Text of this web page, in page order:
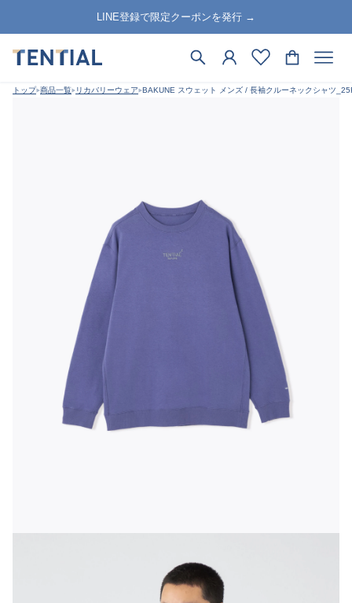
LINE登録で限定クーポンを発行 →
トップ 商品一覧 リカバリーウェア BAKUNE スウェット メンズ / 長袖クルーネックシャツ